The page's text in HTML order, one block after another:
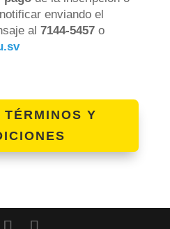
enviando el
al 7144-5457o
TÉRMINOS Y